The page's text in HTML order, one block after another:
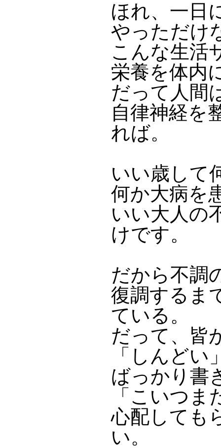
ほれ、一日
やっただけ
こんな生活
栄養を体内
だって人間
自律神経を
れば。
いい歳して
何か大病を
いい大人の
けです。
だから不調
復調するま
ている。
だって、皆
「しんどい
ばっかり書
「こいつ
心配しても
い。